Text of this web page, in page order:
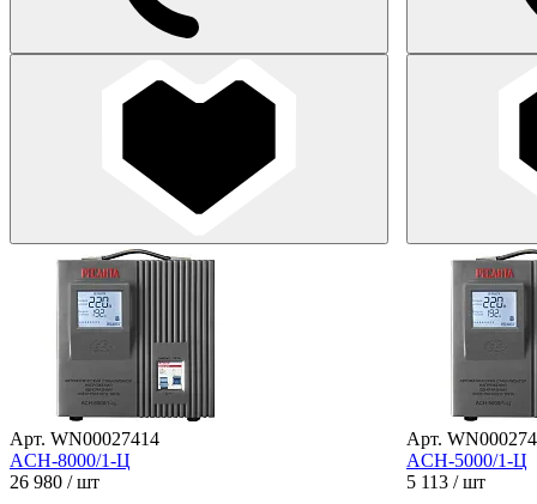
Арт. WN00027414
ACH-8000/1-Ц
26 980 / шт
Арт.
ACH-5000/1-Ц
5 113 / шт